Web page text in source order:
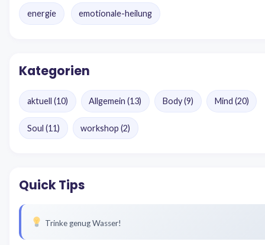
energie emotionale-heilung
Kategorien
aktuell (10) Allgemein(13) Body(9) Mind (20)
Soul (11) workshop(2)
Quick Tips
Trinke genug Wasser!